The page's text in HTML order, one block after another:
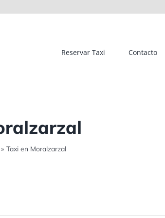
Reservar Taxi Contacto
» Taxi en Moralzarzal